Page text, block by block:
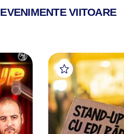
EVENIMENTE VIITOARE